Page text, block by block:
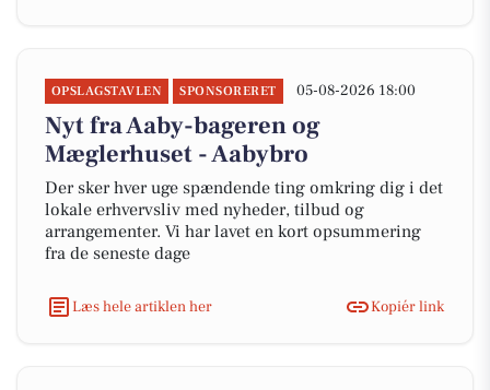
OPSLAGSTAVLEN SPONSORERET 05-08-2026 18:00
Nyt fra Aaby-bageren og
Mæglerhuset - Aabybro
Der sker hver uge spændende ting omkring dig i det
lokale erhvervsliv med nyheder, tilbud og
arrangementer. Vi har lavet en kort opsummering
fra de seneste dage
Læs hele artiklen her Kopiér link